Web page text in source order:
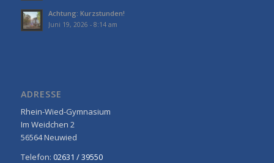
Achtung: Kurzstunden!
Juni 19, 2026 - 8:14 am
ADRESSE
Rhein-Wied-Gymnasium
Im Weidchen 2
56564 Neuwied
Telefon: 02631 / 39550